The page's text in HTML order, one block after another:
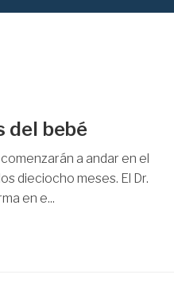
del bebé
a andar en el
dieciocho meses. El Dr.
en e...